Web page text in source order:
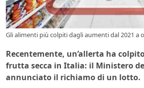
Gli alimenti più colpiti dagli aumenti dal 2021 a
Recentemente, un’allerta ha
frutta secca in Italia: il Ministero
annunciato il richiamo di un lotto.